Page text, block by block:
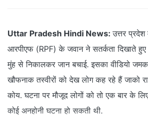
Uttar Pradesh Hindi News:उत्तर
आरपीएफ (RPF) के जवान ने सतर्कता दिखाते हुए
मुंह से निकालकर जान बचाई. इसका वीडियो
खौफनाक तस्वीरों को देख लोग कह रहे हैं जाको
कोय. घटना पर मौजूद लोगों को तो एक बार के
कोई अनहोनी घटना हो सकती थी.